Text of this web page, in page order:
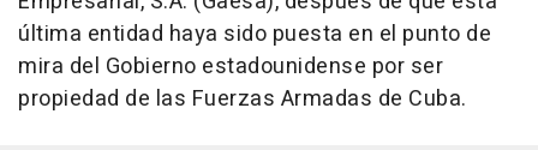
última entidad haya sido puesta en el punto de
mira del Gobierno estadounidense por ser
propiedad de las Fuerzas Armadas de Cuba.